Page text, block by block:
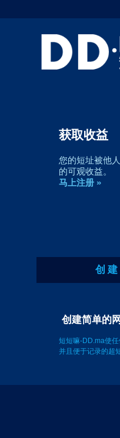
获取收益
您的短址被他
的可观收益。
马上注册 »
创 建
创建